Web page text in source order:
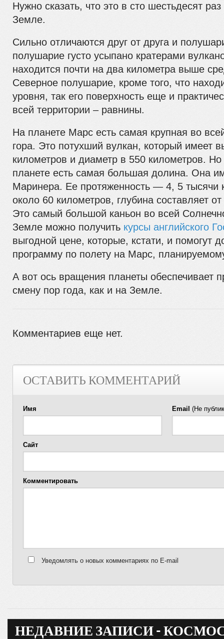
Нужно сказать, что это в сто шестьдесят
Земле.
Сильно отличаются друг от друга и
полушарие густо усыпано кратерами
находится почти на два километра выше
Северное полушарие, кроме того, что
уровня, так его поверхность еще и
всей территории – равнины.
На планете Марс есть самая крупная во
гора. Это потухший вулкан, который имеет
километров и диаметр в 550 километров.
планете есть самая большая долина. Она
Маринера. Ее протяженность — 4, 5 тысячи
около 60 километров, глубина составляет
Это самый большой каньон во всей
Земле можно получить курсы английского
выгодной цене, которые, кстати, и помогут
программу по полету на Марс,
А вот ось вращения планеты обеспечивает
смену пор года, как и на Земле.
Комментариев еще нет.
ОСТАВИТЬ КОММЕНТАРИЙ
Имя Email (Не
Сайт
Комментировать
Уведомлять о новых комментариях по E-mail
НЕДАВНИЕ ЗАПИСИ -